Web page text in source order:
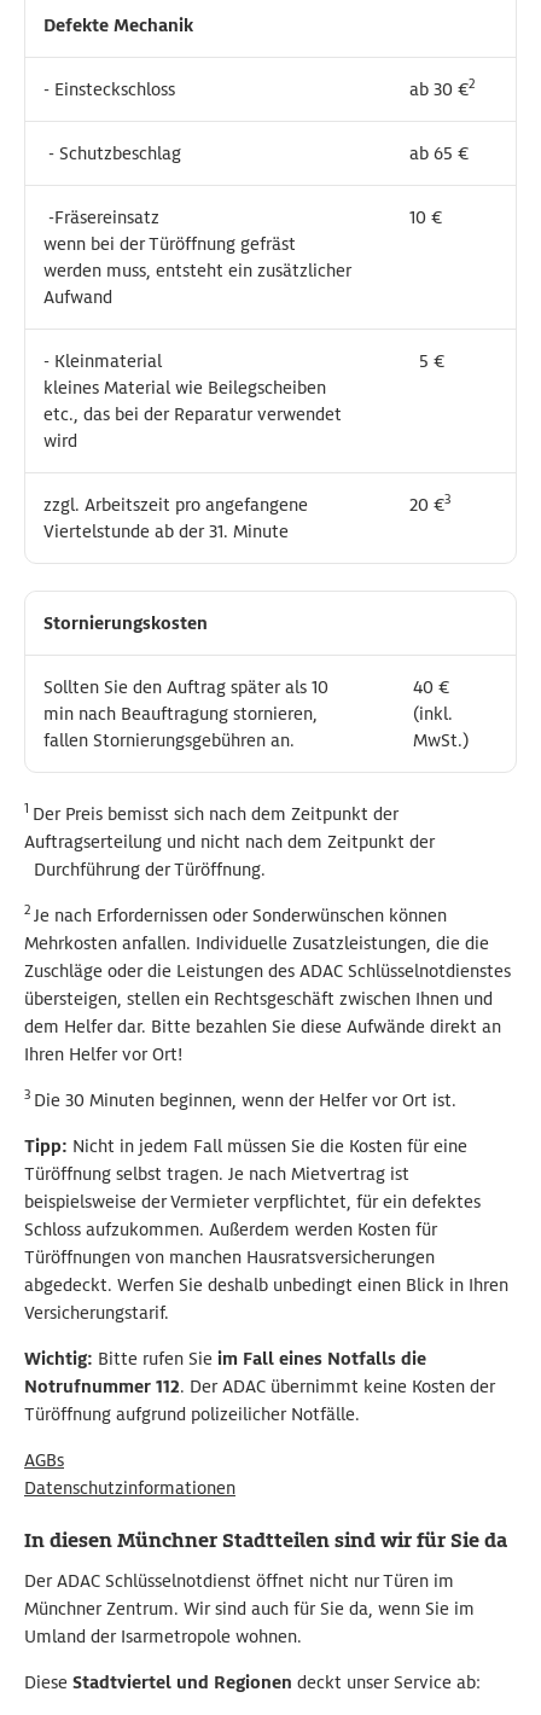
Defekte Mechanik
- Einsteckschloss ab 30 €2
- Schutzbeschlag ab 65 €
-Fräsereinsatz
wenn bei der Türöffnung gefräst
werden muss, entsteht ein zusätzlicher
Aufwand
10 €
- Kleinmaterial
kleines Material wie Beilegscheiben
etc., das bei der Reparatur verwendet
wird
5 €
zzgl. Arbeitszeit pro angefangene
Viertelstunde ab der 31. Minute
20 €3
Defekte Mechanik
- Einsteckschloss ab 30 €2
- Schutzbeschlag ab 65 €
-Fräsereinsatz
wenn bei der Türöffnung gefräst
werden muss, entsteht ein zusätzlicher
Aufwand
10 €
- Kleinmaterial
kleines Material wie Beilegscheiben
etc., das bei der Reparatur verwendet
wird
5 €
zzgl. Arbeitszeit pro angefangene
Viertelstunde ab der 31. Minute
20 €3
Stornierungskosten
Sollten Sie den Auftrag später als 10
min nach Beauftragung stornieren,
fallen Stornierungsgebühren an.
40 €
(inkl.
MwSt.)
Stornierungskosten
Sollten Sie den Auftrag später als 10
min nach Beauftragung stornieren,
fallen Stornierungsgebühren an.
40 €
(inkl.
MwSt.)
1 Der Preis bemisst sich nach dem Zeitpunkt der
Auftragserteilung und nicht nach dem Zeitpunkt der
Durchführung der Türöffnung.
2 Je nach Erfordernissen oder Sonderwünschen können
Mehrkosten anfallen. Individuelle Zusatzleistungen, die die
Zuschläge oder die Leistungen des ADAC Schlüsselnotdienstes
übersteigen, stellen ein Rechtsgeschäft zwischen Ihnen und
dem Helfer dar. Bitte bezahlen Sie diese Aufwände direkt an
Ihren Helfer vor Ort!
3 Die 30 Minuten beginnen, wenn der Helfer vor Ort ist.
Tipp: Nicht in jedem Fall müssen Sie die Kosten für eine
Türöffnung selbst tragen. Je nach Mietvertrag ist
beispielsweise der Vermieter verpflichtet, für ein defektes
Schloss aufzukommen. Außerdem werden Kosten für
Türöffnungen von manchen Hausratsversicherungen
abgedeckt. Werfen Sie deshalb unbedingt einen Blick in Ihren
Versicherungstarif.
Wichtig: Bitte rufen Sie im Fall eines Notfalls die
Notrufnummer 112. Der ADAC übernimmt keine Kosten der
Türöffnung aufgrund polizeilicher Notfälle.
AGBs
Datenschutzinformationen
In diesen Münchner Stadtteilen sind wir für Sie da
Der ADAC Schlüsselnotdienst öffnet nicht nur Türen im
Münchner Zentrum. Wir sind auch für Sie da, wenn Sie im
Umland der Isarmetropole wohnen.
Diese Stadtviertel und Regionen deckt unser Service ab: